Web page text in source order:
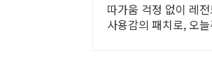
따가움 걱정 없이 레
사용감의 패치로, 오